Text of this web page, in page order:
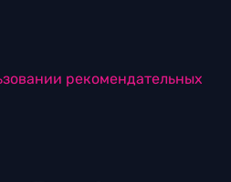
рекомендательных